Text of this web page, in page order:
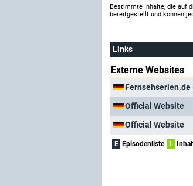
Bestimmte Inhalte, die auf
bereitgestellt und können
Links
Externe Websites
Official Website
Official Website
E Episodenliste I